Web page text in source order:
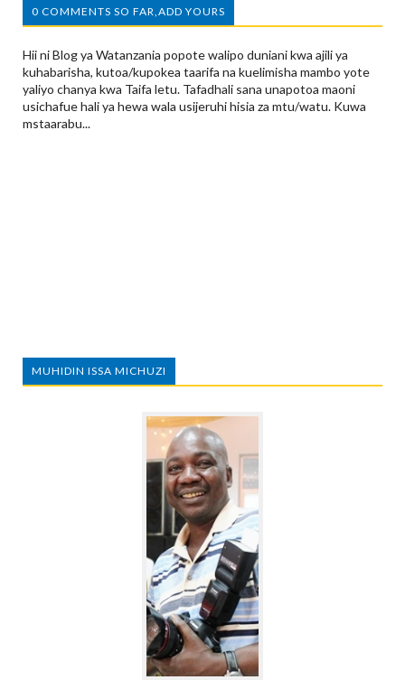
0 COMMENTS SO FAR,ADD YOURS
Hii ni Blog ya Watanzania popote walipo duniani kwa ajili ya
kuhabarisha, kutoa/kupokea taarifa na kuelimisha mambo yote
yaliyo chanya kwa Taifa letu. Tafadhali sana unapotoa maoni
usichafue hali ya hewa wala usijeruhi hisia za mtu/watu. Kuwa
mstaarabu...
MUHIDIN ISSA MICHUZI